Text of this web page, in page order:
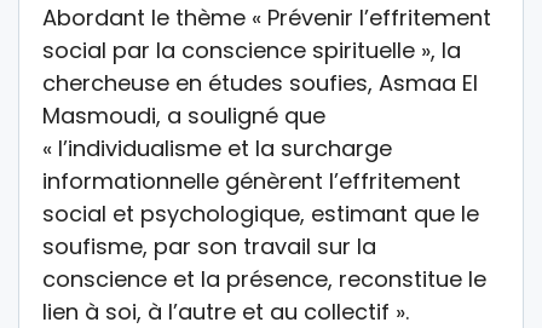
Abordant le thème « Prévenir l’effritement
social par la conscience spirituelle », la
chercheuse en études soufies, Asmaa El
Masmoudi, a souligné que
« l’individualisme et la surcharge
informationnelle génèrent l’effritement
social et psychologique, estimant que le
soufisme, par son travail sur la
conscience et la présence, reconstitue le
lien à soi, à l’autre et au collectif ».